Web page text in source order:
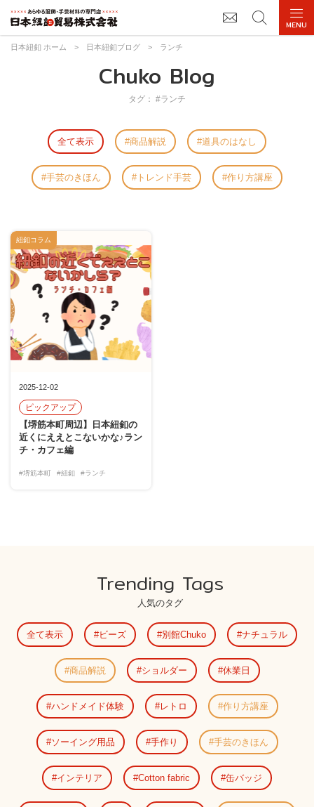
日本紐釦 ホーム > 日本紐釦ブログ > ランチ
Chuko Blog
タグ： #ランチ
全て表示 商品解説 道具のはなし
手芸のきほん トレンド手芸 作り方講座
2025-12-02
ピックアップ
【堺筋本町周辺】日本紐釦の
近くにええとこないかな♪ラン
チ・カフェ編
#堺筋本町 #紐釦 #ランチ
紐釦コラム
Trending Tags
人気のタグ
全て表示 ビーズ 別館Chuko ナチュラル
商品解説 ショルダー 休業日
ハンドメイド体験 レトロ 作り方講座
ソーイング用品 手作り 手芸のきほん
インテリア Cotton fabric 缶バッジ